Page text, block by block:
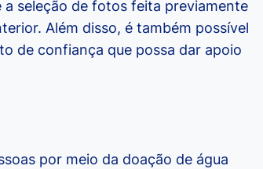
seleção de fotos feita previamente
Além disso, é também possível
de confiança que possa dar apoio
por meio da doação de água